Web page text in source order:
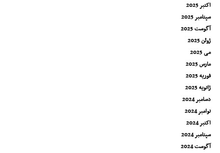
اکتبر 2025
سپتامبر 2025
آگوست 2025
ژوئن 2025
می 2025
مارس 2025
فوریه 2025
ژانویه 2025
دسامبر 2024
نوامبر 2024
اکتبر 2024
سپتامبر 2024
آگوست 2024